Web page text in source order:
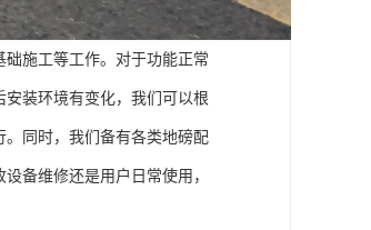
施工等工作。对于功能正常
装环境有变化，我们可以根
同时，我们备有各类地磅配
备维修还是用户日常使用，